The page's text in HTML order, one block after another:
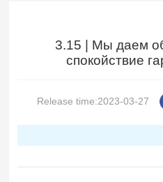
3.15 | Мы даем
спокойствие
Release time:2023-03-27